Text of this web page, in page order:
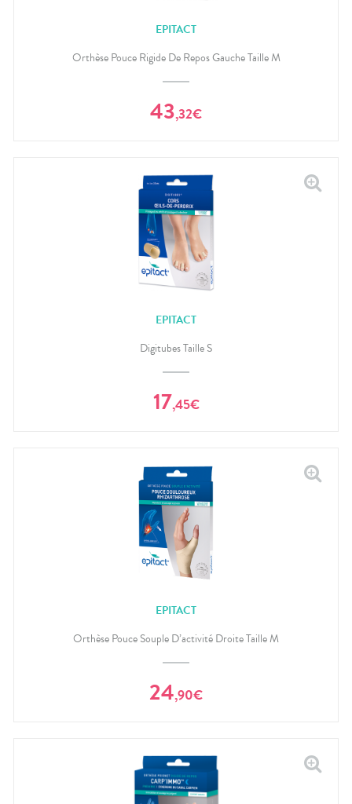
EPITACT
Orthèse Pouce Rigide De Repos Gauche Taille M
43,32€
EPITACT
Digitubes Taille S
17,45€
EPITACT
Orthèse Pouce Souple D’activité Droite Taille M
24,90€